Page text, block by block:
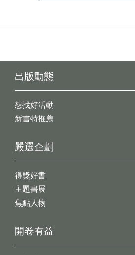
出版動態
想找好活動
新書特推薦
開卷有益
嚴選企劃
得獎好書
主題書展
焦點人物